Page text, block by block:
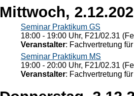
Mittwoch,
Seminar Praktikum GS
18:00 - 19:00 Uhr, F21/02.31
Veranstalter: Fachvertretung
Seminar Praktikum MS
19:00 - 20:00 Uhr, F21/02.31
Veranstalter: Fachvertretung